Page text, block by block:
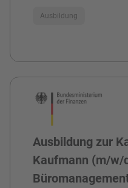
Ausbildung
Ausbildung zur
Kaufmann (m/w/